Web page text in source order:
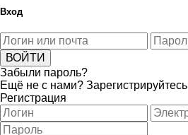
Вход
Забыли пароль?
Ещё не с нами? Зарегистрируйтесь
Регистрация